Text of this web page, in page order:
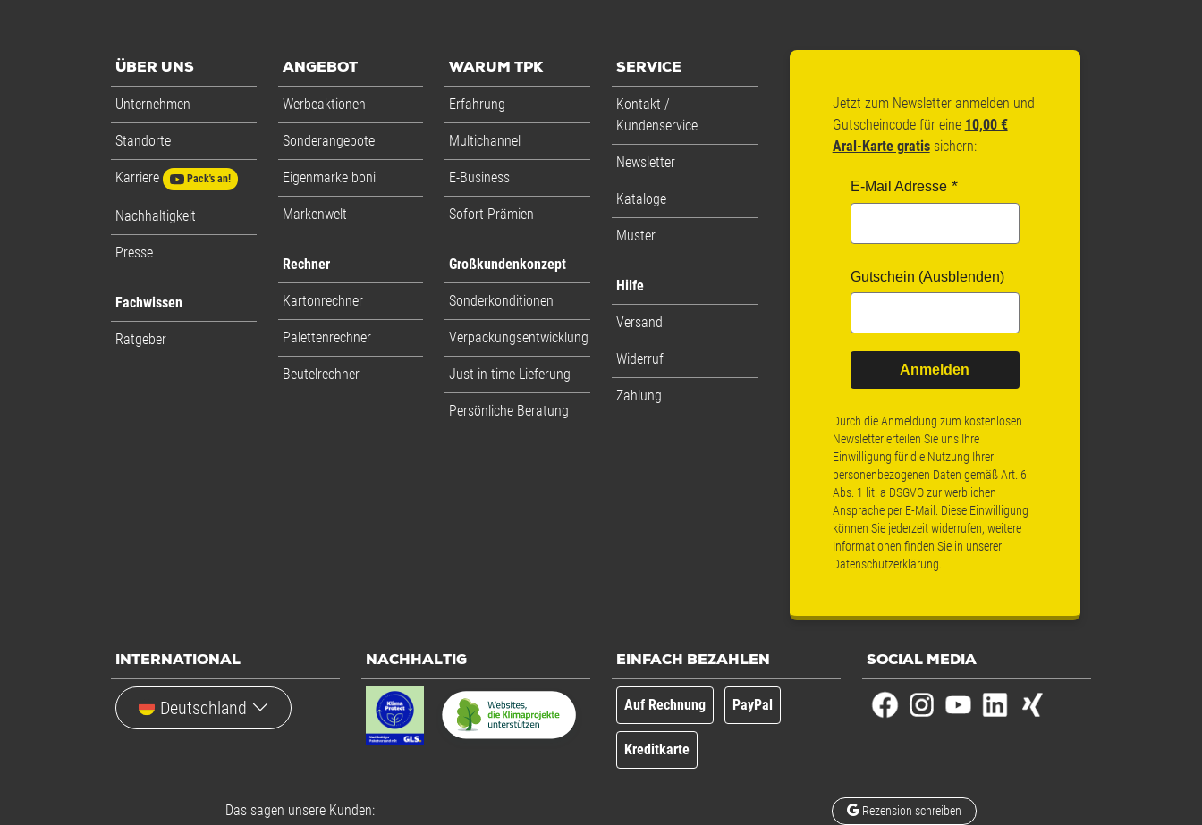
ÜBER UNS
Unternehmen
Standorte
Karriere Pack's an!
Nachhaltigkeit
Presse
Fachwissen
Ratgeber
ANGEBOT
Werbeaktionen
Sonderangebote
Eigenmarke boni
Markenwelt
Rechner
Kartonrechner
Palettenrechner
Beutelrechner
WARUM TPK
Erfahrung
Multichannel
E-Business
Sofort-Prämien
Großkundenkonzept
Sonderkonditionen
Verpackungsentwicklung
Just-in-time Lieferung
Persönliche Beratung
SERVICE
Kontakt /
Kundenservice
Newsletter
Kataloge
Muster
Hilfe
Versand
Widerruf
Zahlung
Jetzt zum Newsletter anmelden und
Gutscheincode für eine 10,00 €
Aral-Karte gratissichern:
E-Mail Adresse
Gutschein (Ausblenden)
Anmelden
Durch die Anmeldung zum kostenlosen
Newsletter erteilen Sie uns Ihre
Einwilligung für die Nutzung Ihrer
personenbezogenen Daten gemäß Art. 6
Abs. 1 lit. a DSGVO zur werblichen
Ansprache per E-Mail. Diese Einwilligung
können Sie jederzeit widerrufen, weitere
Informationen finden Sie in unserer
Datenschutzerklärung
INTERNATIONAL
Deutschland
NACHHALTIG EINFACH BEZAHLEN
Auf Rechnung PayPal
Kreditkarte
SOCIAL MEDIA
Das sagen unsere Kunden: Rezension schreiben